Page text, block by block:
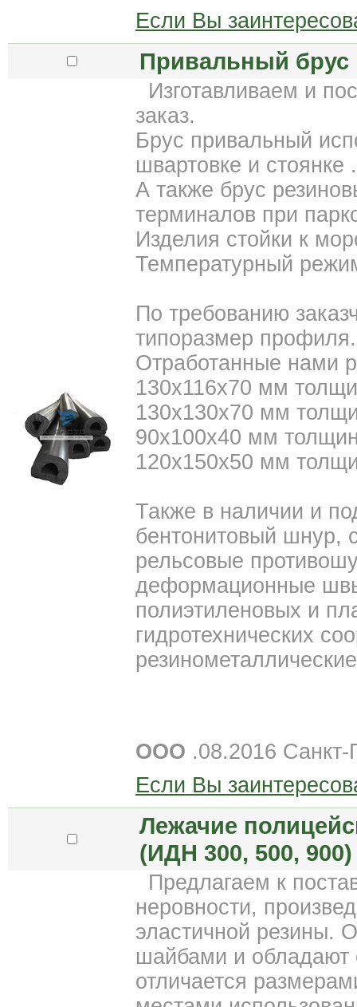
Если Вы
Привальный брус
Изготавливаем и
заказ.
Брус привальный
швартовке и стоянке .
А также брус
терминалов при
Изделия стойки к
Температурный
По требованию
типоразмер профиля.
Отработанные нами
130х116х70 мм
130х130х70 мм
90х100х40 мм
120х150х50 мм
Также в наличии и
бентонитовый шнур,
рельсовые
деформационные
полиэтиленовых и
гидротехнических
ООО .08.2016 Санкт-
Если Вы
Лежачие
(ИДН 300, 500, 900)
Предлагаем к
неровности,
эластичной резины.
шайбами и
отличается